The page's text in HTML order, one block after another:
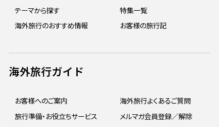
テーマから探す
特集一覧
海外旅行のおすすめ情報
お客様の旅行記
海外旅行ガイド
お客様へのご案内
海外旅行よくあるご質問
旅行準備・お役立ちサービス
メルマガ会員登録／解除